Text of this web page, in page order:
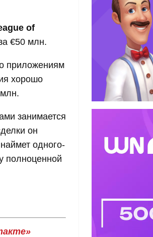
of
€50 млн.
приложениям
хорошо
занимается
он
одного-
полноценной